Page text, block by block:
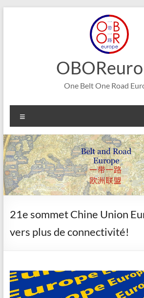
One Belt One Road
21e sommet Chine Union
vers plus de connectivité!